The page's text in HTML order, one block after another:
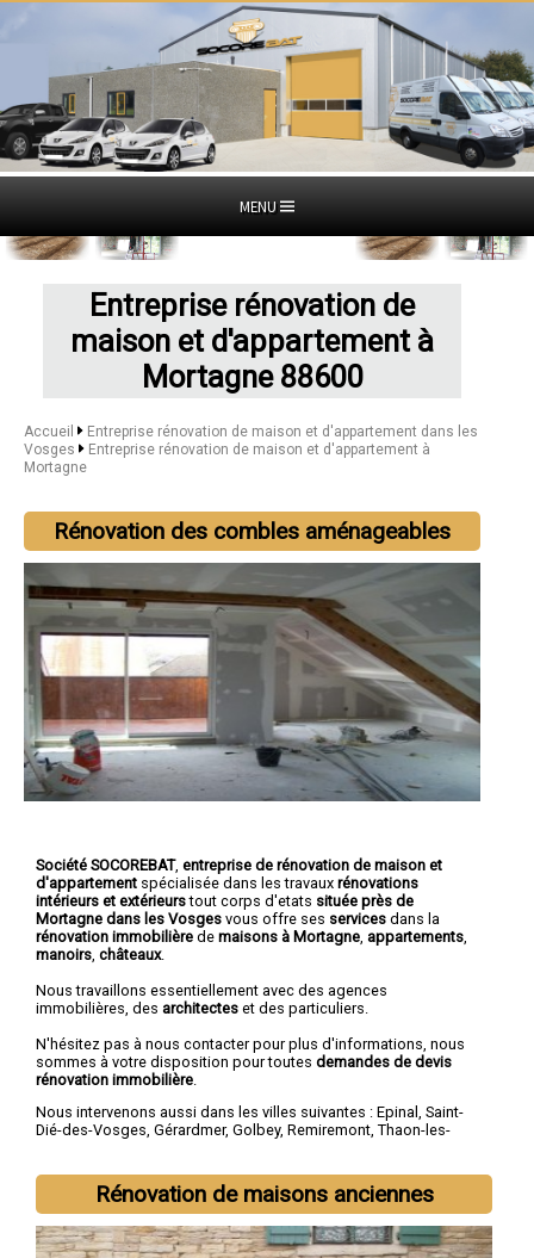
MENU
Entreprise rénovation de
maison et d'appartement à
Mortagne 88600
Accueil
Entreprise rénovation de maison et d'appartement dans les
Vosges
Entreprise rénovation de maison et d'appartement à
Mortagne
Rénovation des combles aménageables
Société SOCOREBAT, entreprise de rénovation de maison et
d'appartement spécialisée dans les travaux rénovations
intérieurs et extérieurstout corps d'etats située près de
Mortagne dans les Vosges vous offre ses services dans la
rénovation immobilière de maisons à Mortagne appartements
manoirs châteaux.
Nous travaillons essentiellement avec des agences
immobilières, des architectes et des particuliers.
N'hésitez pas à nous contacter pour plus d'informations, nous
sommes à votre disposition pour toutes demandes de devis
rénovation immobilière
Nous intervenons aussi dans les villes suivantes : Epinal , Saint-
Dié-des-Vosges, Gérardmer, Golbey, Remiremont, Thaon-les-
Rénovation de maisons anciennes